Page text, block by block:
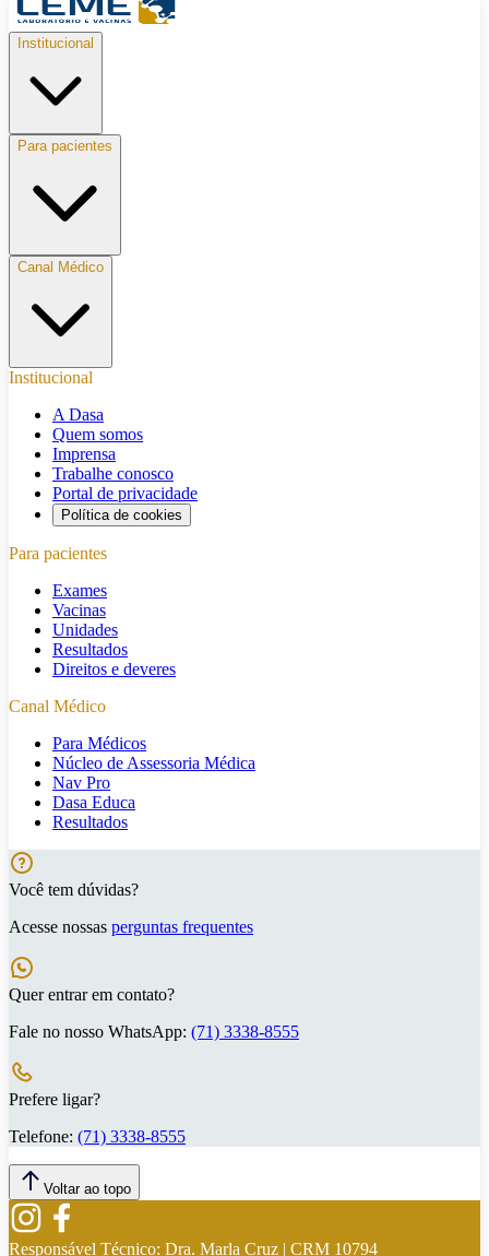
Institucional
Para pacientes
Canal Médico
Institucional
A Dasa
Quem somos
Imprensa
Trabalhe conosco
Portal de privacidade
Política de cookies
Para pacientes
Exames
Vacinas
Unidades
Resultados
Direitos e deveres
Canal Médico
Para Médicos
Núcleo de Assessoria Médica
Nav Pro
Dasa Educa
Resultados
Você tem dúvidas?
Acesse nossas perguntas frequentes
Quer entrar em contato?
Fale no nosso WhatsApp: (71) 3338-8555
Prefere ligar?
Telefone: (71) 3338-8555
Voltar ao topo
Responsável Técnico: Dra. Marla Cruz | CRM 10794